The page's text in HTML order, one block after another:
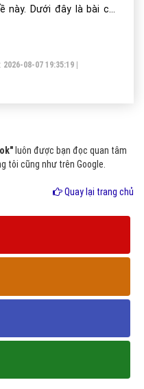
Dưới đây là bài của
2026-08-07 19:35:19
luôn được bạn đọc quan tâm
tôi cũng như trên Google.
Quay lại trang chủ